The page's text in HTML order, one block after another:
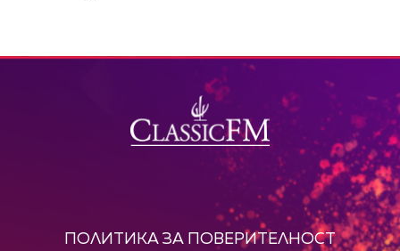
ПОЛИТИКА ЗА ПОВЕРИТЕЛНОСТ